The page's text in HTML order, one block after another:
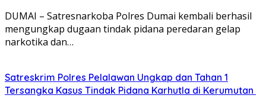
DUMAI – Satresnarkoba Polres Dumai kembali berhasil
mengungkap dugaan tindak pidana peredaran gelap
narkotika dan…
Satreskrim Polres Pelalawan Ungkap dan Tahan 1
Tersangka Kasus Tindak Pidana Karhutla di Kerumutan